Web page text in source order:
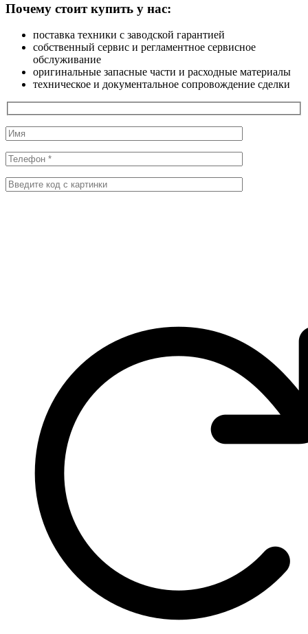
Почему стоит купить у нас:
поставка техники с заводской гарантией
собственный сервис и регламентное сервисное
обслуживание
оригинальные запасные части и расходные материалы
техническое и документальное сопровождение сделки